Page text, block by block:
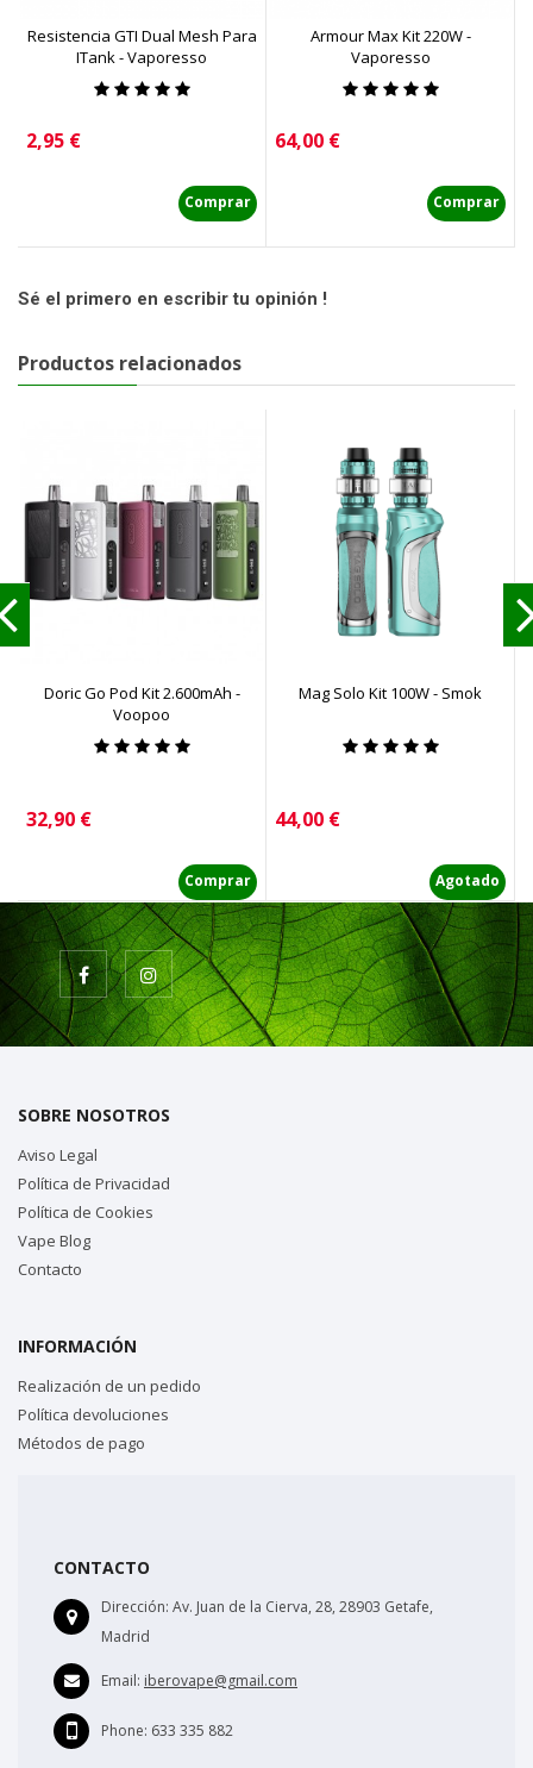
Resistencia GTI Dual Mesh Para
ITank - Vaporesso
Precio
2,95 €
Comprar
Armour Max Kit 220W -
Vaporesso
Precio
64,00 €
Comprar
Sé el primero en escribir tu opinión !
Productos relacionados
Doric Go Pod Kit 2.600mAh -
Voopoo
Precio
32,90 €
Comprar
Mag Solo Kit 100W - Smok
Precio
44,00 €
Agotado
SOBRE NOSOTROS
Aviso Legal
Política de Privacidad
Política de Cookies
Vape Blog
Contacto
INFORMACIÓN
Realización de un pedido
Política devoluciones
Métodos de pago
CONTACTO
Dirección: Av. Juan de la Cierva, 28, 28903 Getafe,
Madrid
Email: iberovape@gmail.com
Phone: 633 335 882